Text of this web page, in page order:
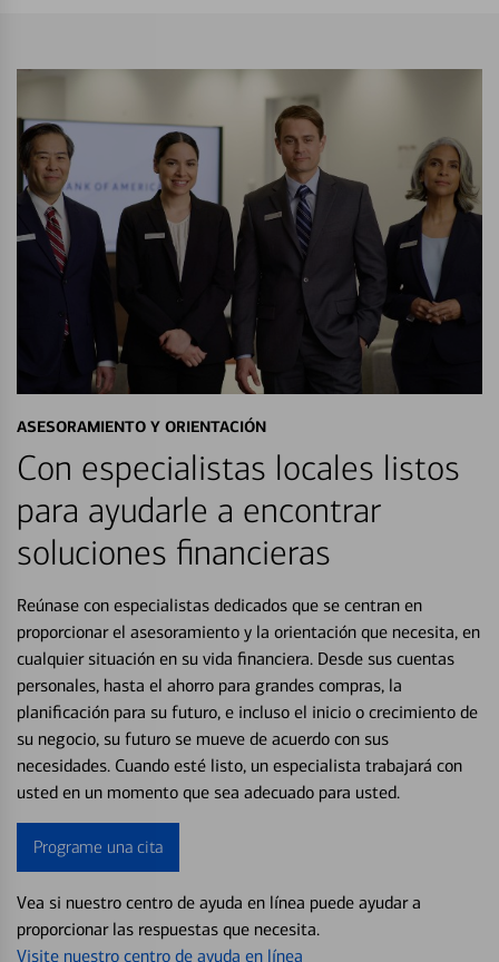
ASESORAMIENTO Y ORIENTACIÓN
Con especialistas locales listos
para ayudarle a encontrar
soluciones financieras
Reúnase con especialistas dedicados que se centran en
proporcionar el asesoramiento y la orientación que necesita, en
cualquier situación en su vida financiera. Desde sus cuentas
personales, hasta el ahorro para grandes compras, la
planificación para su futuro, e incluso el inicio o crecimiento de
su negocio, su futuro se mueve de acuerdo con sus
necesidades. Cuando esté listo, un especialista trabajará con
usted en un momento que sea adecuado para usted.
Programe una cita
Vea si nuestro centro de ayuda en línea puede ayudar a
proporcionar las respuestas que necesita.
Visite nuestro centro de ayuda en línea